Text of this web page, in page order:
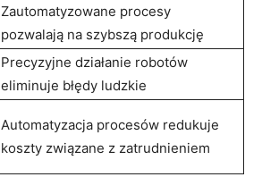
Zautomatyzowane procesy‍
pozwalają ⁣na ‍szybszą produkcję
Precyzyjne​ działanie robotów
eliminuje błędy ludzkie
Automatyzacja procesów redukuje
koszty związane z zatrudnieniem